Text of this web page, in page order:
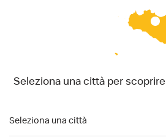
Seleziona una città per
Seleziona una città